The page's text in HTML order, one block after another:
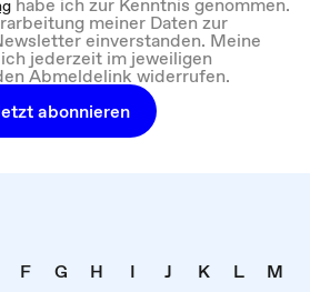
meiner Daten zur
einverstanden. Meine
jederzeit im jeweiligen
Abmeldelink widerrufen.
abonnieren
F G H I J K L
M